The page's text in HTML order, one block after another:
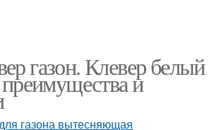
газон. Клевер белый
преимущества и